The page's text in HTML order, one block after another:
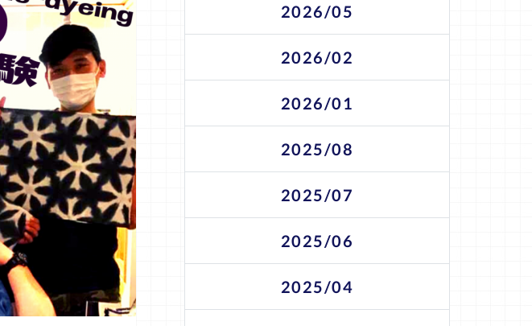
2026/05
2026/02
2026/01
2025/08
2025/07
2025/06
2025/04